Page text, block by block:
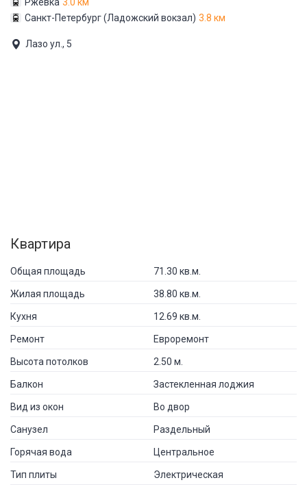
Санкт-Петербург (Ладожский вокзал) 3.8 км
Лазо ул., 5
Квартира
Общая площадь 71.30 кв.м.
Жилая площадь 38.80 кв.м.
Кухня 12.69 кв.м.
Ремонт Евроремонт
Высота потолков 2.50 м.
Балкон Застекленная лоджия
Вид из окон Во двор
Санузел Раздельный
Горячая вода Центральное
Тип плиты Электрическая